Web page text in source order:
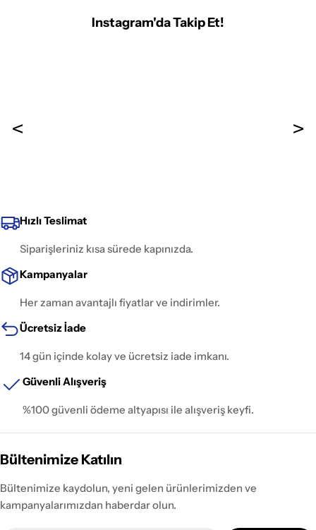
Instagram'da Takip Et!
Hızlı Teslimat
Siparişleriniz kısa sürede kapınızda.
Kampanyalar
Her zaman avantajlı fiyatlar ve indirimler.
Ücretsiz İade
14 gün içinde kolay ve ücretsiz iade imkanı.
Güvenli Alışveriş
%100 güvenli ödeme altyapısı ile alışveriş keyfi.
Bültenimize Katılın
Bültenimize kaydolun, yeni gelen ürünlerimizden ve
kampanyalarımızdan haberdar olun.